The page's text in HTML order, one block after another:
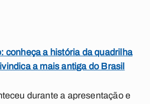
conheça a história da quadrilha
a mais antiga do Brasil
durante a apresentação e